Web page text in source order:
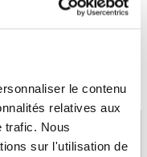
le contenu
relatives aux
trafic. Nous
sur l'utilisation de